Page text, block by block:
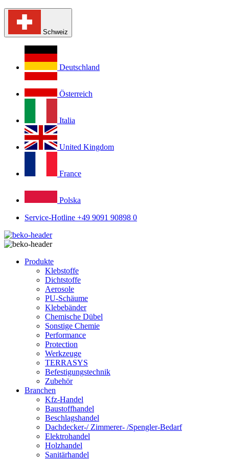
Schweiz
Deutschland
Österreich
Italia
United Kingdom
France
Polska
Service-Hotline +49 9091 90898 0
Produkte
Klebstoffe
Dichtstoffe
Aerosole
PU-Schäume
Klebebänder
Chemische Dübel
Sonstige Chemie
Performance
Protection
Werkzeuge
TERRASYS
Befestigungstechnik
Zubehör
Branchen
Kfz-Handel
Baustoffhandel
Beschlagshandel
Dachdecker-/ Zimmerer- /Spengler-Bedarf
Elektrohandel
Holzhandel
Sanitärhandel